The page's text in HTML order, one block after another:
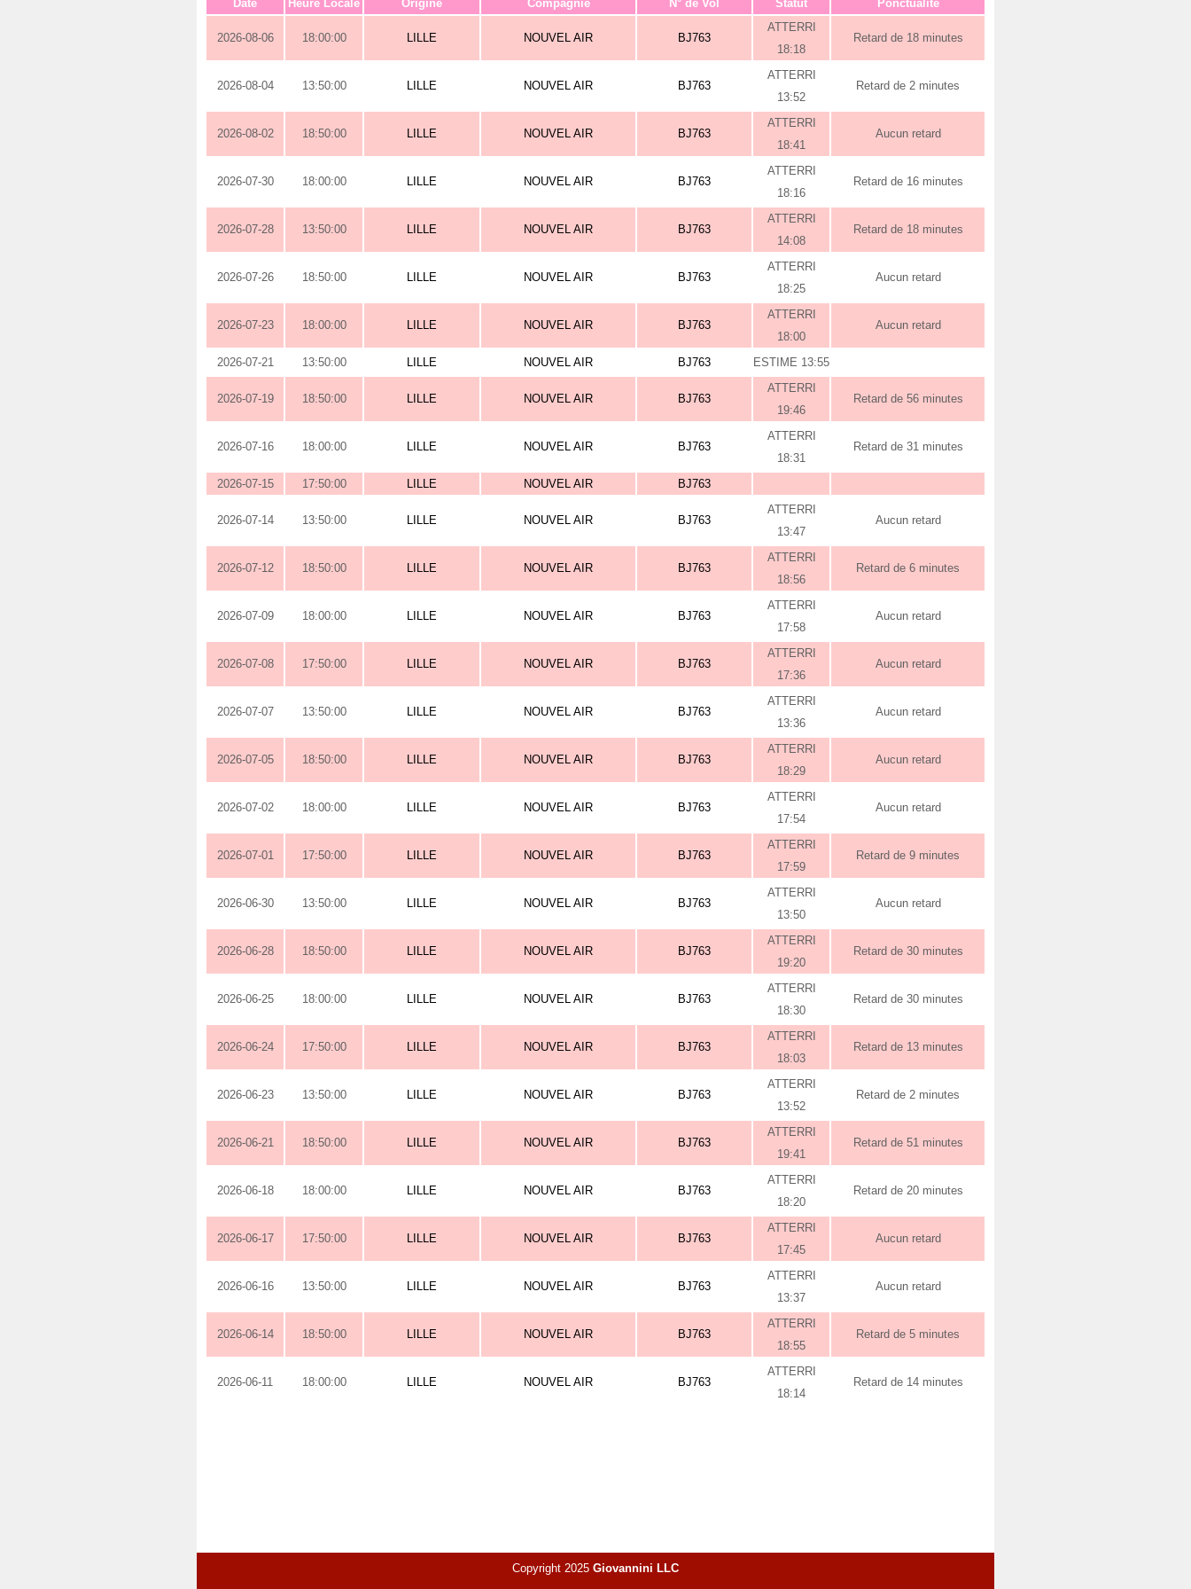
Date Heure Locale Origine Compagnie N° de Vol Statut Ponctualité
2026-08-06 18:00:00 LILLE NOUVEL AIR BJ763
ATTERRI
18:18
Retard de 18 minutes
2026-08-04 13:50:00 LILLE NOUVEL AIR BJ763
ATTERRI
13:52
Retard de 2 minutes
2026-08-02 18:50:00 LILLE NOUVEL AIR BJ763
ATTERRI
18:41
Aucun retard
2026-07-30 18:00:00 LILLE NOUVEL AIR BJ763
ATTERRI
18:16
Retard de 16 minutes
2026-07-28 13:50:00 LILLE NOUVEL AIR BJ763
ATTERRI
14:08
Retard de 18 minutes
2026-07-26 18:50:00 LILLE NOUVEL AIR BJ763
ATTERRI
18:25
Aucun retard
2026-07-23 18:00:00 LILLE NOUVEL AIR BJ763
ATTERRI
18:00
Aucun retard
2026-07-21 13:50:00 LILLE NOUVEL AIR BJ763 ESTIME 13:55
2026-07-19 18:50:00 LILLE NOUVEL AIR BJ763
ATTERRI
19:46
Retard de 56 minutes
2026-07-16 18:00:00 LILLE NOUVEL AIR BJ763
ATTERRI
18:31
Retard de 31 minutes
2026-07-15 17:50:00 LILLE NOUVEL AIR BJ763
2026-07-14 13:50:00 LILLE NOUVEL AIR BJ763
ATTERRI
13:47
Aucun retard
2026-07-12 18:50:00 LILLE NOUVEL AIR BJ763
ATTERRI
18:56
Retard de 6 minutes
2026-07-09 18:00:00 LILLE NOUVEL AIR BJ763
ATTERRI
17:58
Aucun retard
2026-07-08 17:50:00 LILLE NOUVEL AIR BJ763
ATTERRI
17:36
Aucun retard
2026-07-07 13:50:00 LILLE NOUVEL AIR BJ763
ATTERRI
13:36
Aucun retard
2026-07-05 18:50:00 LILLE NOUVEL AIR BJ763
ATTERRI
18:29
Aucun retard
2026-07-02 18:00:00 LILLE NOUVEL AIR BJ763
ATTERRI
17:54
Aucun retard
2026-07-01 17:50:00 LILLE NOUVEL AIR BJ763
ATTERRI
17:59
Retard de 9 minutes
2026-06-30 13:50:00 LILLE NOUVEL AIR BJ763
ATTERRI
13:50
Aucun retard
2026-06-28 18:50:00 LILLE NOUVEL AIR BJ763
ATTERRI
19:20
Retard de 30 minutes
2026-06-25 18:00:00 LILLE NOUVEL AIR BJ763
ATTERRI
18:30
Retard de 30 minutes
2026-06-24 17:50:00 LILLE NOUVEL AIR BJ763
ATTERRI
18:03
Retard de 13 minutes
2026-06-23 13:50:00 LILLE NOUVEL AIR BJ763
ATTERRI
13:52
Retard de 2 minutes
2026-06-21 18:50:00 LILLE NOUVEL AIR BJ763
ATTERRI
19:41
Retard de 51 minutes
2026-06-18 18:00:00 LILLE NOUVEL AIR BJ763
ATTERRI
18:20
Retard de 20 minutes
2026-06-17 17:50:00 LILLE NOUVEL AIR BJ763
ATTERRI
17:45
Aucun retard
2026-06-16 13:50:00 LILLE NOUVEL AIR BJ763
ATTERRI
13:37
Aucun retard
2026-06-14 18:50:00 LILLE NOUVEL AIR BJ763
ATTERRI
18:55
Retard de 5 minutes
2026-06-11 18:00:00 LILLE NOUVEL AIR BJ763
ATTERRI
18:14
Retard de 14 minutes
Copyright 2025 Giovannini LLC